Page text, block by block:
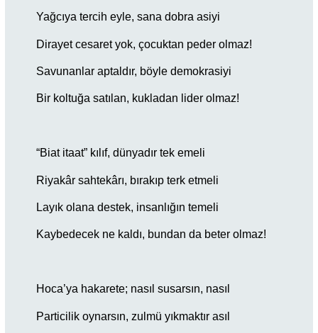
Yağcıya tercih eyle, sana dobra asiyi
Dirayet cesaret yok, çocuktan peder olmaz!
Savunanlar aptaldır, böyle demokrasiyi
Bir koltuğa satılan, kukladan lider olmaz!
“Biat itaat” kılıf, dünyadır tek emeli
Riyakâr sahtekârı, bırakıp terk etmeli
Layık olana destek, insanlığın temeli
Kaybedecek ne kaldı, bundan da beter olmaz!
Hoca’ya hakarete; nasıl susarsın, nasıl
Particilik oynarsın, zulmü yıkmaktır asıl